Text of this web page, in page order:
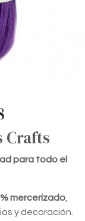
Crafts
para todo el
mercerizado,
y decoración.